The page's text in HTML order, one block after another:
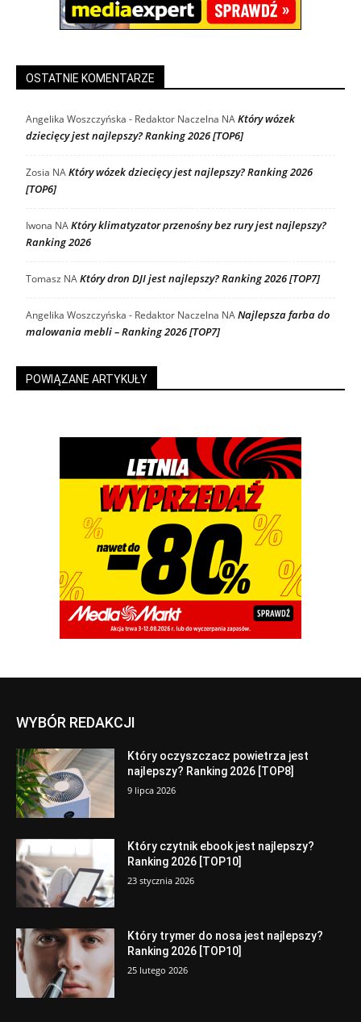
OSTATNIE KOMENTARZE
Angelika Woszczyńska - Redaktor Naczelna NAKtóry wózek
dziecięcy jest najlepszy? Ranking 2026 [TOP6]
Zosia NAKtóry wózek dziecięcy jest najlepszy? Ranking 2026
[TOP6]
Iwona NAKtóry klimatyzator przenośny bez rury jest najlepszy?
Ranking 2026
Tomasz NAKtóry dron DJI jest najlepszy? Ranking 2026 [TOP7]
Angelika Woszczyńska - Redaktor Naczelna NANajlepsza farba do
malowania mebli – Ranking 2026 [TOP7]
POWIĄZANE ARTYKUŁY
WYBÓR REDAKCJI
Który oczyszczacz powietrza jest
najlepszy? Ranking 2026 [TOP8]
9 lipca 2026
Który czytnik ebook jest najlepszy?
Ranking 2026 [TOP10]
23 stycznia 2026
Który trymer do nosa jest najlepszy?
Ranking 2026 [TOP10]
25 lutego 2026